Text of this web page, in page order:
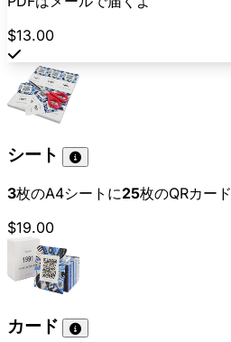
$13.00
シート
3枚のA4シートに25枚のQRカード
$19.00
カード